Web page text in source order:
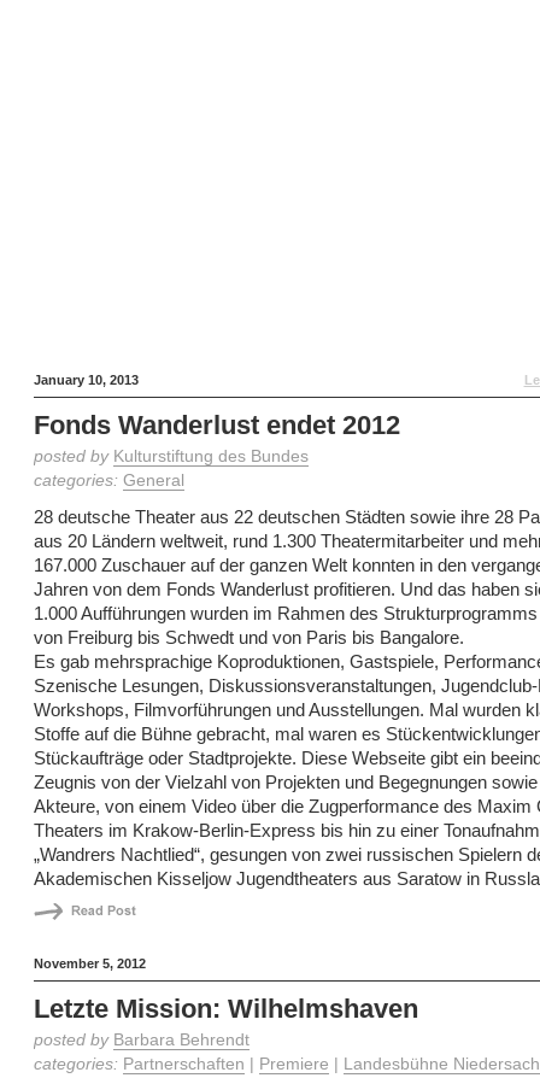
January 10, 2013
Fonds Wanderlust endet 2012
posted by Kulturstiftung des Bundes
categories: General
28 deutsche Theater aus 22 deutschen Städten sowie ihre 28
aus 20 Ländern weltweit, rund 1.300 Theatermitarbeiter und
167.000 Zuschauer auf der ganzen Welt konnten in den
Jahren von dem Fonds Wanderlust profitieren. Und das haben
1.000 Aufführungen wurden im Rahmen des
von Freiburg bis Schwedt und von Paris bis Bangalore.
Es gab mehrsprachige Koproduktionen, Gastspiele,
Szenische Lesungen, Diskussionsveranstaltungen,
Workshops, Filmvorführungen und Ausstellungen. Mal wurden
Stoffe auf die Bühne gebracht, mal waren es
Stückaufträge oder Stadtprojekte. Diese Webseite gibt ein
Zeugnis von der Vielzahl von Projekten und Begegnungen
Akteure, von einem Video über die Zugperformance des Maxim
Theaters im Krakow-Berlin-Express bis hin zu einer
„Wandrers Nachtlied“, gesungen von zwei russischen Spielern
Akademischen Kisseljow Jugendtheaters aus Saratow in
November 5, 2012
Letzte Mission: Wilhelmshaven
posted by Barbara Behrendt
categories: Partnerschaften Premiere
Landesbühne